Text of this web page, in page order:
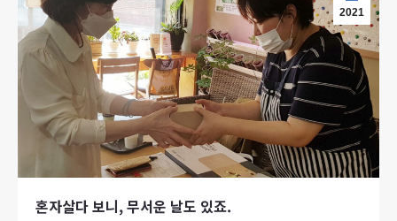
2021
혼자살다 보니, 무서운 날도 있죠.